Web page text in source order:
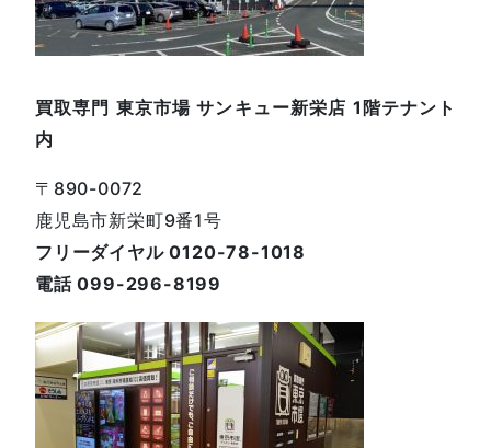
買取専門 東京市場 サンキュー新栄店 1階テナント
内
〒890-0072
鹿児島市新栄町9番1号
フリーダイヤル 0120-78-1018
電話 099-296-8199